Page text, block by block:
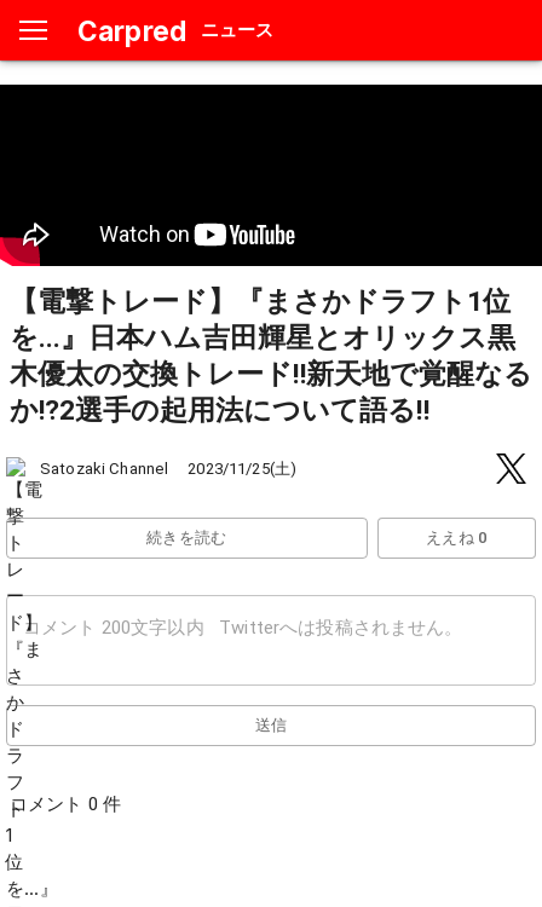
Carpred ニュース
【電撃トレード】『まさかドラフト1位
を...』日本ハム吉田輝星とオリックス黒
木優太の交換トレード‼︎新天地で覚醒なる
か⁉︎2選手の起用法について語る‼︎
Satozaki Channel 2023/11/25(土)
続きを読む ええね 0
送信
コメント 0 件